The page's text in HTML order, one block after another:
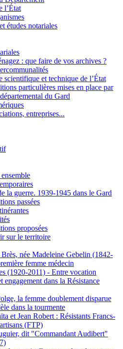
l’État
études notariales
: que faire de vos archives ?
scientifique et technique de l’État
particulières mises en place par
du Gard
entreprises...
la guerre. 1939-1945 dans le Gard
passées
proposées
sur le territoire
née Madeleine Gebelin (1842-
femme médecin
(1920-2011) - Entre vocation
engagement dans la Résistance
la femme doublement disparue
dans la tourmente
et Jean Robert : Résistants Francs-
(FTP)
dit "Commandant Audibert"